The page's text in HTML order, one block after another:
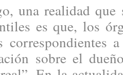
realidad que
es que, los
sobre el